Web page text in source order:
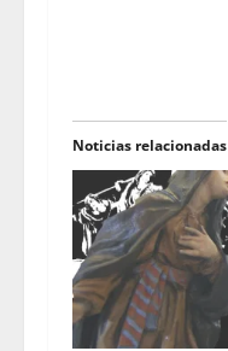
Noticias relacionadas